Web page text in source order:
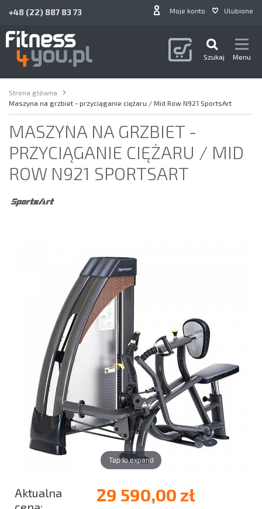
+48 (22) 887 83 73 Moje konto Ulubione
Szukaj Menu
Strona główna
Maszyna na grzbiet - przyciąganie ciężaru / Mid Row N921 SportsArt
MASZYNA NA GRZBIET -
PRZYCIĄGANIE CIĘŻARU / MID
ROW N921 SPORTSART
Tap to expand
29 590,00 zł